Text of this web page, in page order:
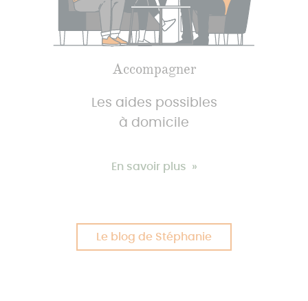
Accompagner
Les aides possibles
à domicile
En savoir plus
Le blog de Stéphanie